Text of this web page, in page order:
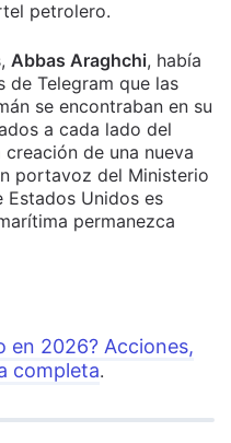
petrolero.
Abbas Araghchi, había
de Telegram que las
se encontraban en su
a cada lado del
de una nueva
portavoz del Ministerio
Estados Unidos es
permanezca
en 2026? Acciones,
completa.